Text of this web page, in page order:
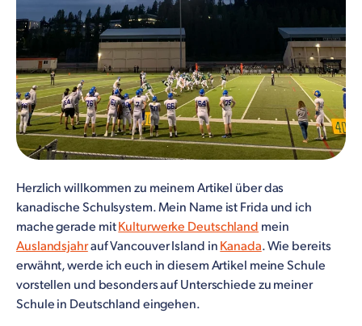
Herzlich willkommen zu meinem Artikel über das
kanadische Schulsystem. Mein Name ist Frida und ich
mache gerade mitKulturwerke Deutschland mein
Auslandsjahrauf Vancouver Island in Kanada. Wie bereits
erwähnt, werde ich euch in diesem Artikel meine Schule
vorstellen und besonders auf Unterschiede zu meiner
Schule in Deutschland eingehen.